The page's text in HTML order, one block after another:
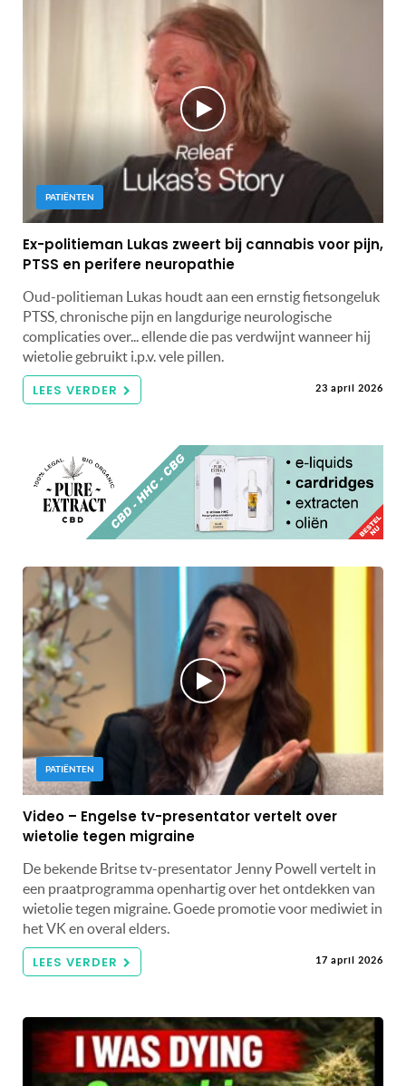
PATIËNTEN
Ex-politieman Lukas zweert bij cannabis voor pijn,
PTSS en perifere neuropathie
Oud-politieman Lukas houdt aan een ernstig fietsongeluk
PTSS, chronische pijn en langdurige neurologische
complicaties over... ellende die pas verdwijnt wanneer hij
wietolie gebruikt i.p.v. vele pillen.
LEES VERDER 23 april 2026
PATIËNTEN
Video – Engelse tv-presentator vertelt over
wietolie tegen migraine
De bekende Britse tv-presentator Jenny Powell vertelt in
een praatprogramma openhartig over het ontdekken van
wietolie tegen migraine. Goede promotie voor mediwiet in
het VK en overal elders.
LEES VERDER 17 april 2026